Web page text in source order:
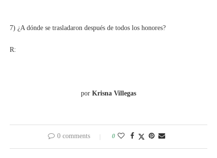
7) ¿A dónde se trasladaron después de todos los honores?
R:
por Krisna Villegas
0 comments 0